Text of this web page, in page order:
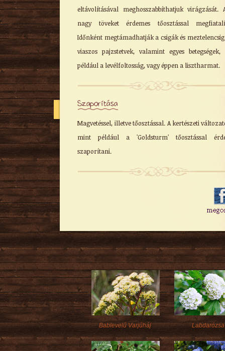
eltávolításával meghosszabbíthatjuk virágzását.
nagy töveket érdemes tőosztással
Időnként megtámadhatják a csigák és
viaszos pajzstetvek, valamint egyes
például a levélfoltosság, vagy éppen a lisztharmat.
Szaporítása
Magvetéssel, illetve tőosztással. A kertészeti
mint például a 'Goldsturm' tőosztással
szaporítani.
Bablevelű Varjúháj Labdarózsa